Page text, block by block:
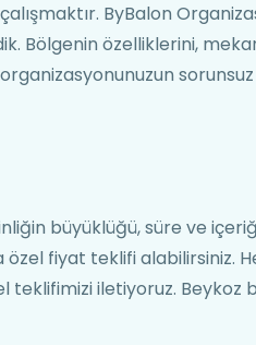
ByBalon
Bölgenin özelliklerini,
büyüklüğü, süre ve
fiyat teklifi alabilirsiniz.
teklifimizi iletiyoruz. Beykoz